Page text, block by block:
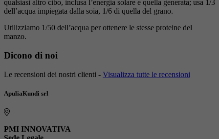
qualsiasi altro cibo, inclusa l’energia solare e quella generata; usa 1/3
dell’acqua impiegata dalla soia, 1/6 di quella del grano.
Utilizziamo 1/50 dell’acqua per ottenere le stesse proteine del
manzo.
Dicono di noi
Le recensioni dei nostri clienti - Visualizza tutte le recensioni
ApuliaKundi srl
PMI INNOVATIVA